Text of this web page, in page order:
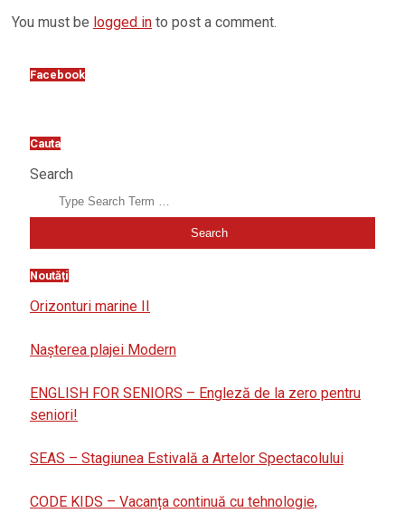
You must be logged in to post a comment.
Facebook
Cauta
Search
Noutăți
Orizonturi marine II
Nașterea plajei Modern
ENGLISH FOR SENIORS – Engleză de la zero pentru
seniori!
SEAS – Stagiunea Estivală a Artelor Spectacolului
CODE KIDS – Vacanța continuă cu tehnologie,